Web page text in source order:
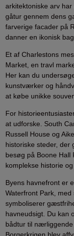
arkitektoniske arv
gåtur gennem dens
farverige facader på
danner en ikonisk
Et af Charlestons
Market, en travl
Her kan du
kunstværker og
at købe unikke
For
at udforske. South
Russell House og
historiske steder, der
besøg på Boone
komplekse historie
Byens havnefront er
Waterfront Park,
symboliserer
havneudsigt. Du kan
bådtur til